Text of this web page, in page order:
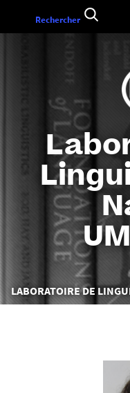
Vous
êtes
LABORATOIRE DE
Rechercher